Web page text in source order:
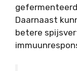
Daarnaast
betere